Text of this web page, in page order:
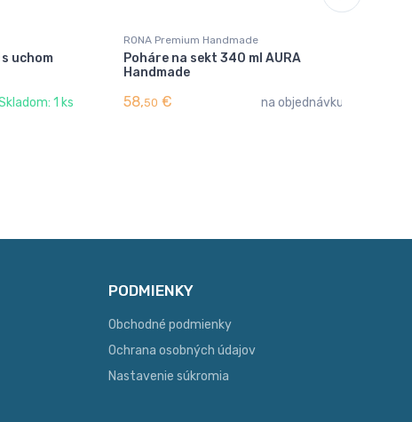
uchom
1 ks
RONA Premium Handmade
Poháre na sekt 340 ml AURA
Handmade
58,50 € na objednávku
PODMIENKY
Obchodné podmienky
Ochrana osobných údajov
Nastavenie súkromia